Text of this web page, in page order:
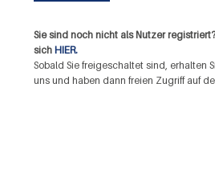
Sie sind noch nicht als Nutzer
sich HIER.
Sobald Sie freigeschaltet sind, erhalten
uns und haben dann freien Zugriff auf